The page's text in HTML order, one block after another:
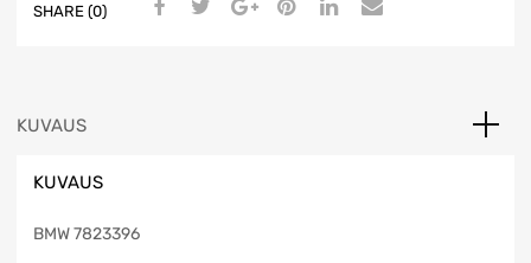
SHARE (0)
KUVAUS
KUVAUS
BMW 7823396